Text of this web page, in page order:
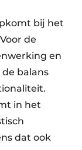
bij het
de
en
balans
in het
dat ook